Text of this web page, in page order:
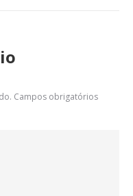
Campos obrigatórios